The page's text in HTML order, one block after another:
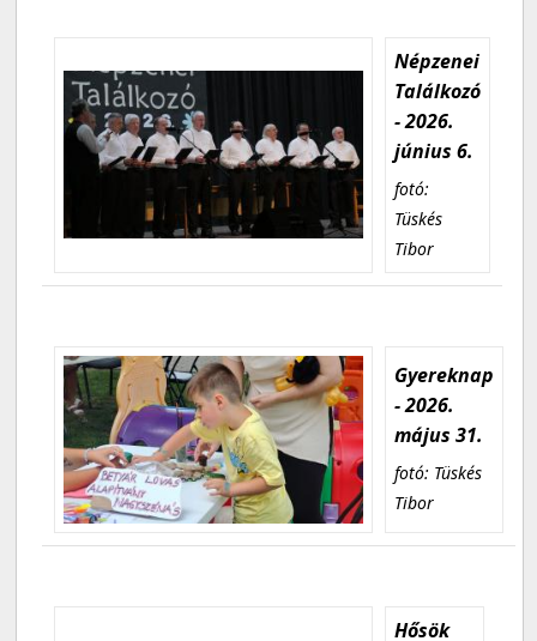
Népzenei
Találkozó
- 2026.
június 6.
fotó:
Tüskés
Tibor
Gyereknap
- 2026.
május 31.
fotó: Tüskés
Tibor
Hősök